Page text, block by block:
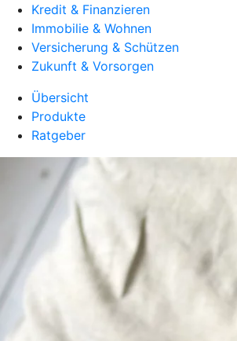
Kredit & Finanzieren
Immobilie & Wohnen
Versicherung & Schützen
Zukunft & Vorsorgen
Übersicht
Produkte
Ratgeber